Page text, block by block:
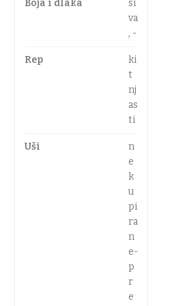
Boja i dlaka
si
va
, -
Rep
ki
t
nj
as
ti
Uši
n
e
k
u
pi
ra
n
e-
p
r
e